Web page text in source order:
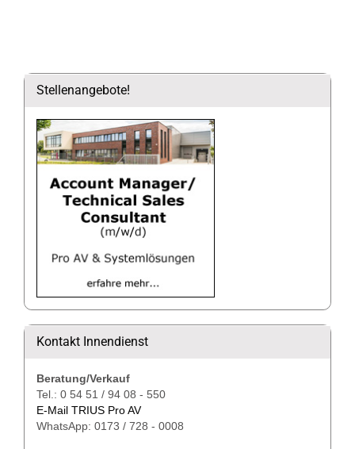
Stellenangebote!
Kontakt Innendienst
Beratung/Verkauf
Tel.: 0 54 51 / 94 08 - 550
E-Mail TRIUS Pro AV
WhatsApp: 0173 / 728 - 0008